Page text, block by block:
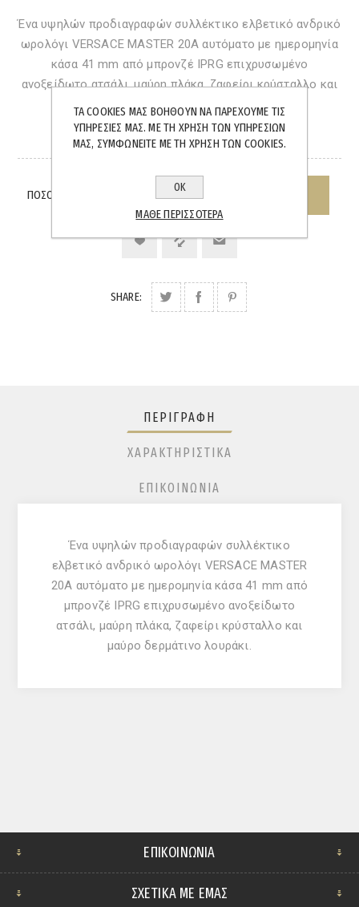
Ένα υψηλών προδιαγραφών συλλέκτικο ελβετικό ανδρικό
ωρολόγι VERSACE MASTER 20A αυτόματο με ημερομηνία
κάσα 41 mm από μπρονζέ IPRG επιχρυσωμένο
ανοξείδωτο ατσάλι, μαύρη πλάκα, ζαφείρι κρύσταλλο και
μαύρο δερμάτινο λουράκι.
ΆΜΕΣΑ ΔΙΑΘΈΣΙΜΟ
ΠΟΣΌΤΗΤΑ:
SHARE:
ΠΕΡΙΓΡΑΦΉ
ΧΑΡΑΚΤΗΡΙΣΤΙΚΆ
ΕΠΙΚΟΙΝΩΝΊΑ
Ένα υψηλών προδιαγραφών συλλέκτικο
ελβετικό ανδρικό ωρολόγι VERSACE MASTER
20A αυτόματο με ημερομηνία κάσα 41 mm από
μπρονζέ IPRG επιχρυσωμένο ανοξείδωτο
ατσάλι, μαύρη πλάκα, ζαφείρι κρύσταλλο και
μαύρο δερμάτινο λουράκι.
ΕΠΙΚΟΙΝΩΝΊΑ
ΣΧΕΤΙΚΆ ΜΕ ΕΜΆΣ
ΤΑ COOKIES ΜΑΣ ΒΟΗΘΟΎΝ ΝΑ ΠΑΡΈΧΟΥΜΕ ΤΙΣ
ΥΠΗΡΕΣΊΕΣ ΜΑΣ. ΜΕ ΤΗ ΧΡΉΣΗ ΤΩΝ ΥΠΗΡΕΣΙΏΝ
ΜΑΣ, ΣΥΜΦΩΝΕΊΤΕ ΜΕ ΤΗ ΧΡΉΣΗ ΤΩΝ COOKIES.
ΟΚ
ΜΆΘΕ ΠΕΡΙΣΣΌΤΕΡΑ